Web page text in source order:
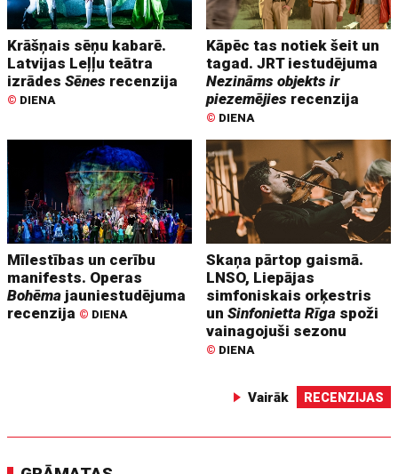
Krāšņais sēņu kabarē.
Latvijas Leļļu teātra
izrādesSēnes recenzija
© DIENA
Kāpēc tas notiek šeit un
tagad. JRT iestudējuma
Nezināms objekts ir
piezemējies recenzija
© DIENA
Mīlestības un cerību
manifests. Operas
Bohēma jauniestudējuma
recenzija © DIENA
Skaņa pārtop gaismā.
LNSO, Liepājas
simfoniskais orķestris
unSinfonietta Rīga spoži
vainagojuši sezonu
© DIENA
Vairāk RECENZIJAS